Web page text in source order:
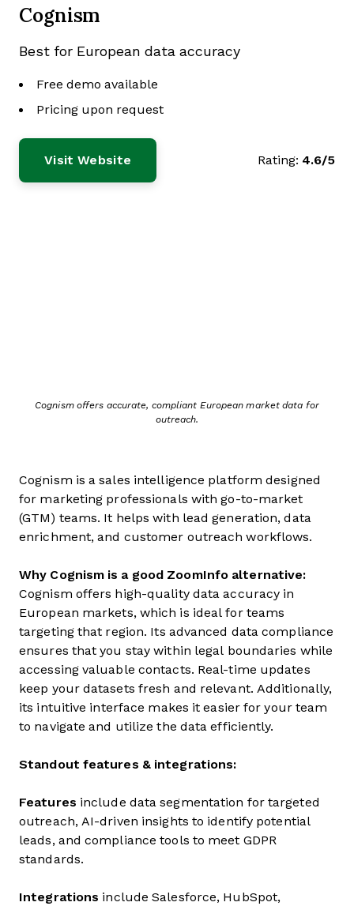
Cognism
Best for European data accuracy
Free demo available
Pricing upon request
Visit Website Rating: 4.6/5
Cognism offers accurate, compliant European market data for
outreach.
Cognism is a sales intelligence platform designed
for marketing professionals with go-to-market
(GTM) teams. It helps with lead generation, data
enrichment, and customer outreach workflows.
Why Cognism is a good ZoomInfo alternative:
Cognism offers high-quality data accuracy in
European markets, which is ideal for teams
targeting that region. Its advanced data compliance
ensures that you stay within legal boundaries while
accessing valuable contacts. Real-time updates
keep your datasets fresh and relevant. Additionally,
its intuitive interface makes it easier for your team
to navigate and utilize the data efficiently.
Standout features & integrations:
Features include data segmentation for targeted
outreach, AI-driven insights to identify potential
leads, and compliance tools to meet GDPR
standards.
Integrations include Salesforce, HubSpot,